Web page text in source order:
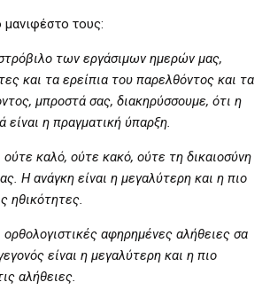
τους:
των εργάσιμων ημερών μας,
και τα ερείπια του παρελθόντος και τα
μπροστά σας, διακηρύσσουμε, ότι η
είναι η πραγματική ύπαρξη.
καλό, ούτε κακό, ούτε τη δικαιοσύνη
Η ανάγκη είναι η μεγαλύτερη και η πιο
ηθικότητες.
αφηρημένες αλήθειες σα
είναι η μεγαλύτερη και η πιο
αλήθειες.